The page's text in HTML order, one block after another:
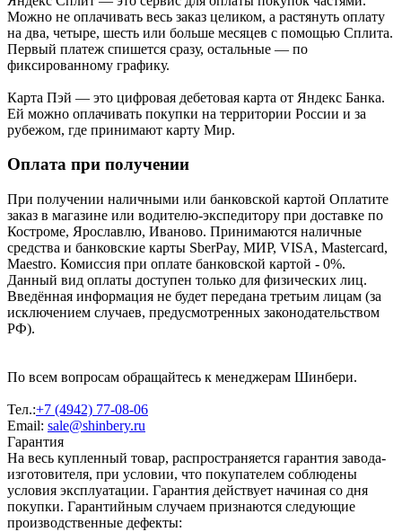
Можно не оплачивать весь заказ целиком, а растянуть оплату
на два, четыре, шесть или больше месяцев с помощью Сплита.
Первый платеж спишется сразу, остальные — по
фиксированному графику.
Карта Пэй — это цифровая дебетовая карта от Яндекс Банка.
Ей можно оплачивать покупки на территории России и за
рубежом, где принимают карту Мир.
Оплата при получении
При получении наличными или банковской картой Оплатите
заказ в магазине или водителю-экспедитору при доставке по
Костроме, Ярославлю, Иваново. Принимаются наличные
средства и банковские карты SberPay, МИР, VISA, Mastercard,
Maestro. Комиссия при оплате банковской картой - 0%.
Данный вид оплаты доступен только для физических лиц.
Введённая информация не будет передана третьим лицам (за
исключением случаев, предусмотренных законодательством
РФ).
По всем вопросам обращайтесь к менеджерам Шинбери.
Тел.:+7 (4942) 77-08-06
Email: sale@shinbery.ru
Гарантия
На весь купленный товар, распространяется гарантия завода-
изготовителя, при условии, что покупателем соблюдены
условия эксплуатации. Гарантия действует начиная со дня
покупки. Гарантийным случаем признаются следующие
производственные дефекты: